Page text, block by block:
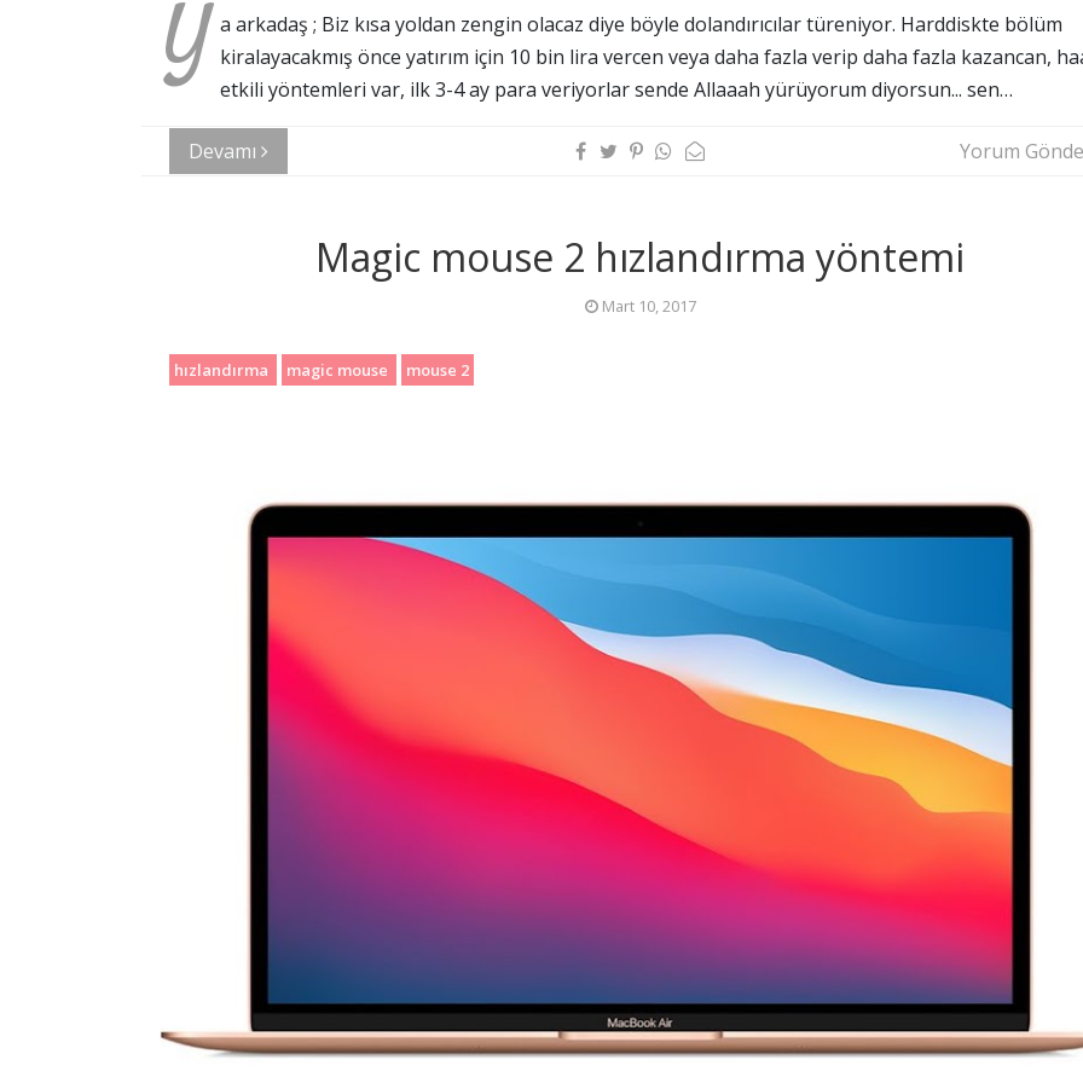
Y a arkadaş ; Biz kısa yoldan zengin olacaz diye böyle dolandırıcılar türeniyor. Harddiskte bölüm
kiralayacakmış önce yatırım için 10 bin lira vercen veya daha fazla verip daha fazla kazancan,
etkili yöntemleri var, ilk 3-4 ay para veriyorlar sende Allaaah yürüyorum diyorsun... sen…
Devamı Yorum
Magic mouse 2 hızlandırma yöntemi
Mart 10, 2017
hızlandırma magic mouse mouse 2